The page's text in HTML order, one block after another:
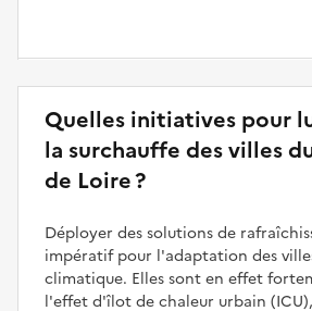
Quelles initiatives pour
la surchauffe des villes
de Loire ?
Déployer des solutions de
impératif pour l'adaptation des
climatique. Elles sont en effet
l'effet d'îlot de chaleur urbain